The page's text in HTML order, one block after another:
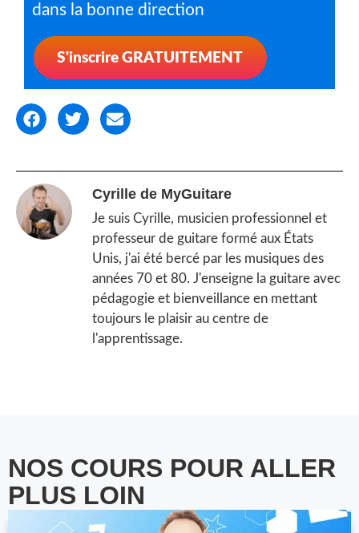
dans la bonne direction
S'inscrire GRATUITEMENT
Cyrille de MyGuitare
Je suis Cyrille, musicien professionnel et
professeur de guitare formé aux États
Unis, j'ai été bercé par les musiques des
années 70 et 80. J'enseigne la guitare avec
pédagogie et bienveillance en mettant
toujours le plaisir au centre de
l'apprentissage.
NOS COURS POUR ALLER
PLUS LOIN